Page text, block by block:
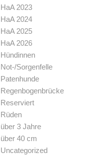
HaA 2023
HaA 2024
HaA 2025
HaA 2026
Hündinnen
Not-/Sorgenfelle
Patenhunde
Regenbogenbrücke
Reserviert
Rüden
über 3 Jahre
über 40 cm
Uncategorized